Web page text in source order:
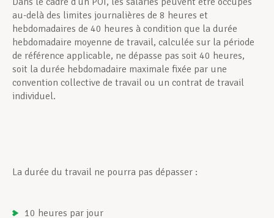
au-delà des limites journalières de 8 heures et
hebdomadaires de 40 heures à condition que la durée
hebdomadaire moyenne de travail, calculée sur la période
de référence applicable, ne dépasse pas soit 40 heures,
soit la durée hebdomadaire maximale fixée par une
convention collective de travail ou un contrat de travail
individuel.
La durée du travail ne pourra pas dépasser :
10 heures par jour